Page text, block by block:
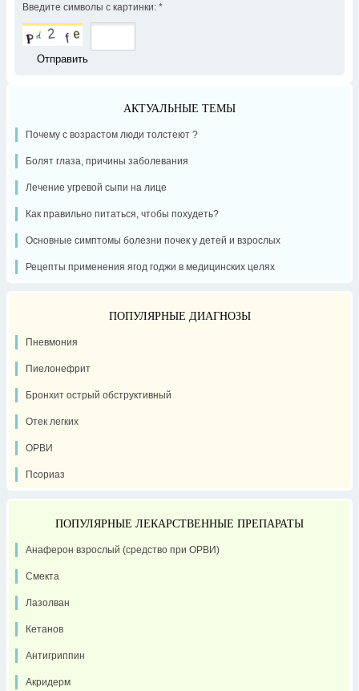
Введите символы с картинки: *
АКТУАЛЬНЫЕ ТЕМЫ
Почему с возрастом люди толстеют ?
Болят глаза, причины заболевания
Лечение угревой сыпи на лице
Как правильно питаться, чтобы похудеть?
Основные симптомы болезни почек у детей и взрослых
Рецепты применения ягод годжи в медицинских целях
ПОПУЛЯРНЫЕ ДИАГНОЗЫ
Пневмония
Пиелонефрит
Бронхит острый обструктивный
Отек легких
ОРВИ
Псориаз
ПОПУЛЯРНЫЕ ЛЕКАРСТВЕННЫЕ ПРЕПАРАТЫ
Анаферон взрослый (средство при ОРВИ)
Смекта
Лазолван
Кетанов
Антигриппин
Акридерм